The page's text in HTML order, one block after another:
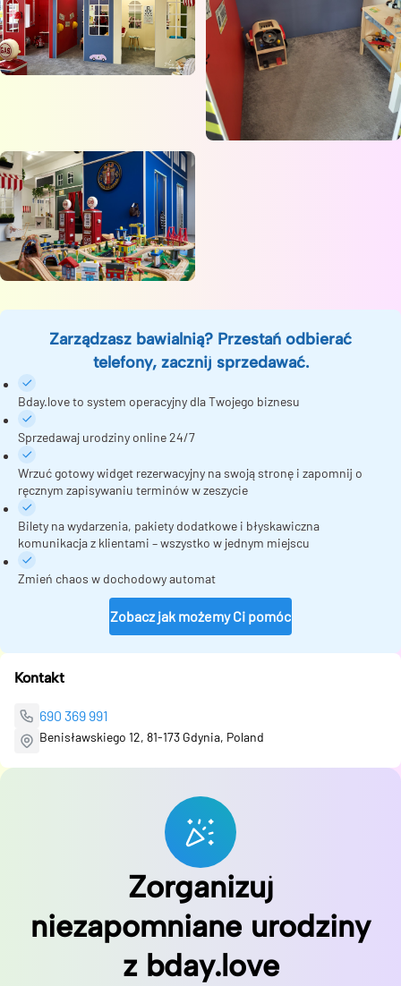
Zarządzasz bawialnią? Przestań odbierać
telefony, zacznij sprzedawać.
Bday.love to system operacyjny dla Twojego biznesu
Sprzedawaj urodziny online 24/7
Wrzuć gotowy widget rezerwacyjny na swoją stronę i zapomnij o
ręcznym zapisywaniu terminów w zeszycie
Bilety na wydarzenia, pakiety dodatkowe i błyskawiczna
komunikacja z klientami – wszystko w jednym miejscu
Zmień chaos w dochodowy automat
Zobacz jak możemy Ci pomóc
Kontakt
690 369 991
Benisławskiego 12, 81-173 Gdynia, Poland
Zorganizuj
niezapomniane urodziny
z bday.love